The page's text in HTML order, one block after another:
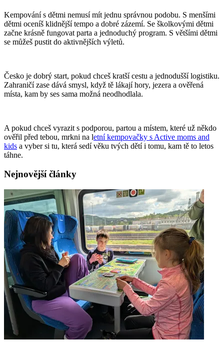
Kempování s dětmi nemusí mít jednu správnou podobu. S menšími
dětmi oceníš klidnější tempo a dobré zázemí. Se školkovými dětmi
začne krásně fungovat parta a jednoduchý program. S většími dětmi
se můžeš pustit do aktivnějších výletů.
Česko je dobrý start, pokud chceš kratší cestu a jednodušší logistiku.
Zahraničí zase dává smysl, když tě lákají hory, jezera a ověřená
místa, kam by ses sama možná neodhodlala.
A pokud chceš vyrazit s podporou, partou a místem, které už někdo
ověřil před tebou, mrkni na letní kempovačky s Active moms and
kids a vyber si tu, která sedí věku tvých dětí i tomu, kam tě to letos
táhne.
Nejnovější články